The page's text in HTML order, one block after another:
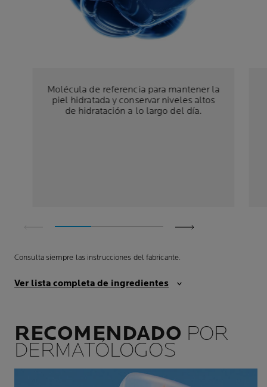
Molécula de referencia para mantener la
piel hidratada y conservar niveles altos
de hidratación a lo largo del día.
Consulta siempre las instrucciones del fabricante.
Ver lista completa de ingredientes
RECOMENDADO POR
DERMATÓLOGOS